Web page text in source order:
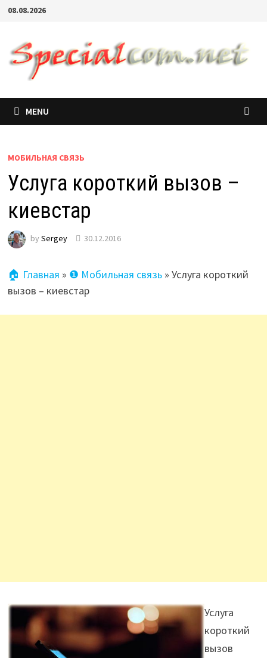
08.08.2026
MENU
МОБИЛЬНАЯ СВЯЗЬ
Услуга короткий вызов –
киевстар
by Sergey 30.12.2016
🏠 Главная » ❶ Мобильная связь» Услуга короткий
вызов – киевстар
Услуга
короткий
вызов